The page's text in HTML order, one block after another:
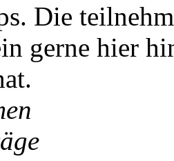
Die
gerne hier